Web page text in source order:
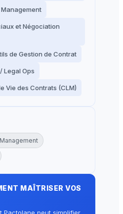
et Négociation
de Gestion de Contrat
Legal Ops
Vie des Contrats (CLM)
MAÎTRISER VOS